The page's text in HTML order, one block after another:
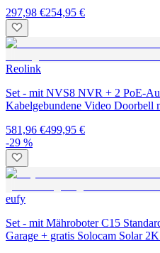
297,98 €254,95 €
Reolink
Set - mit NVS8 NVR + 2 PoE-
Kabelgebundene Video Doorbell
581,96 €499,95 €
-29 %
eufy
Set - mit Mähroboter C15
Garage + gratis Solocam Solar